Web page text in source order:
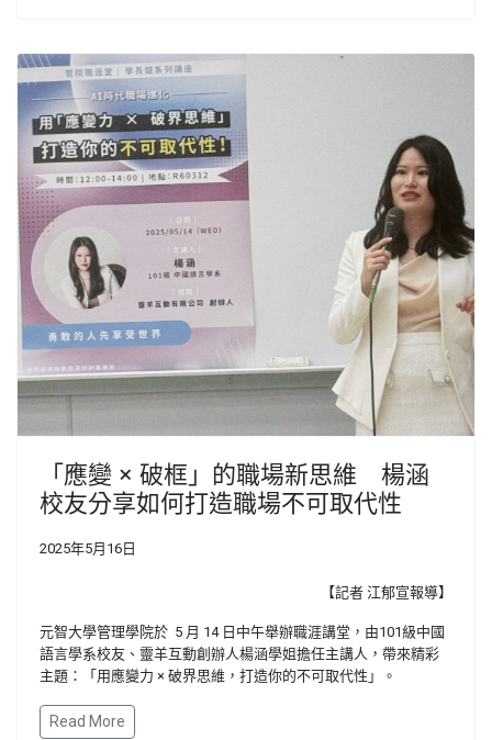
「應變 × 破框」的職場新思維 楊涵
校友分享如何打造職場不可取代性
2025年5月16日
【記者 江郁宣報導】
元智大學管理學院於 5 月 14 日中午舉辦職涯講堂，由101級中國
語言學系校友、靈羊互動創辦人楊涵學姐擔任主講人，帶來精彩
主題：「用應變力 × 破界思維，打造你的不可取代性」。
Read More